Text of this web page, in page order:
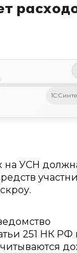
УСН
251 НК РФ